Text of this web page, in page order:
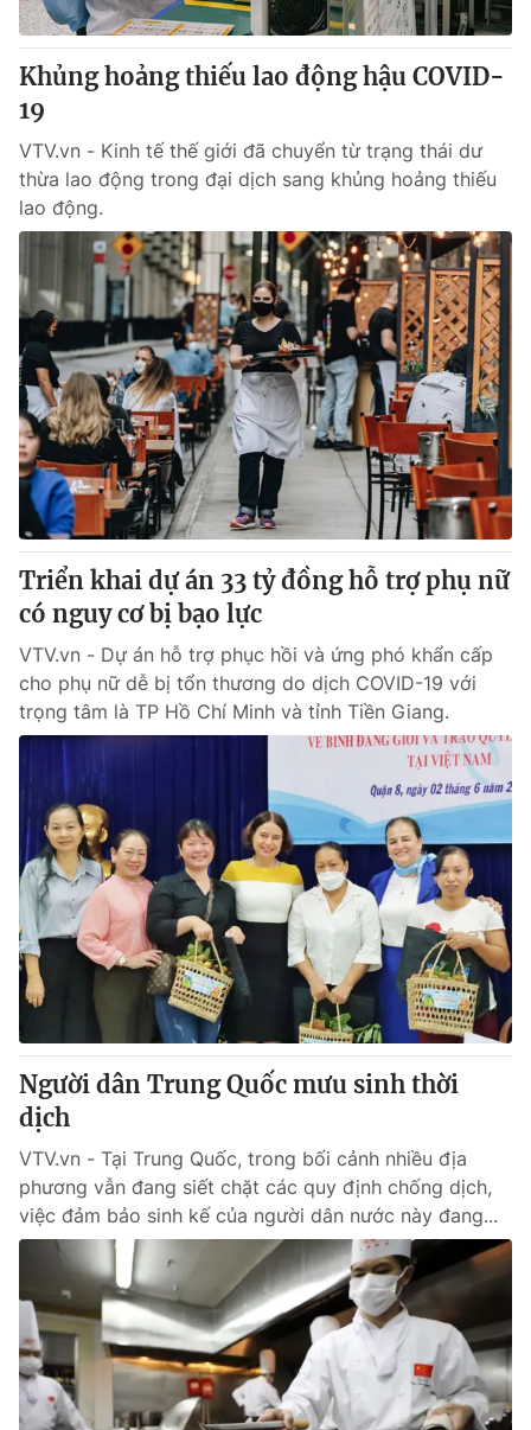
® Cấm sao chép dưới mọi hình thức nếu không có sự chấp
thuận bằng văn bản. Ghi rõ nguồn VTV.vn khi phát hành lại
thông tin từ website này.
Khủng hoảng thiếu lao động hậu COVID-
19
VTV.vn - Kinh tế thế giới đã chuyển từ trạng thái dư
thừa lao động trong đại dịch sang khủng hoảng thiếu
lao động.
Triển khai dự án 33 tỷ đồng hỗ trợ phụ nữ
có nguy cơ bị bạo lực
VTV.vn - Dự án hỗ trợ phục hồi và ứng phó khẩn cấp
cho phụ nữ dễ bị tổn thương do dịch COVID-19 với
trọng tâm là TP Hồ Chí Minh và tỉnh Tiền Giang.
Người dân Trung Quốc mưu sinh thời
dịch
VTV.vn - Tại Trung Quốc, trong bối cảnh nhiều địa
phương vẫn đang siết chặt các quy định chống dịch,
việc đảm bảo sinh kế của người dân nước này đang...